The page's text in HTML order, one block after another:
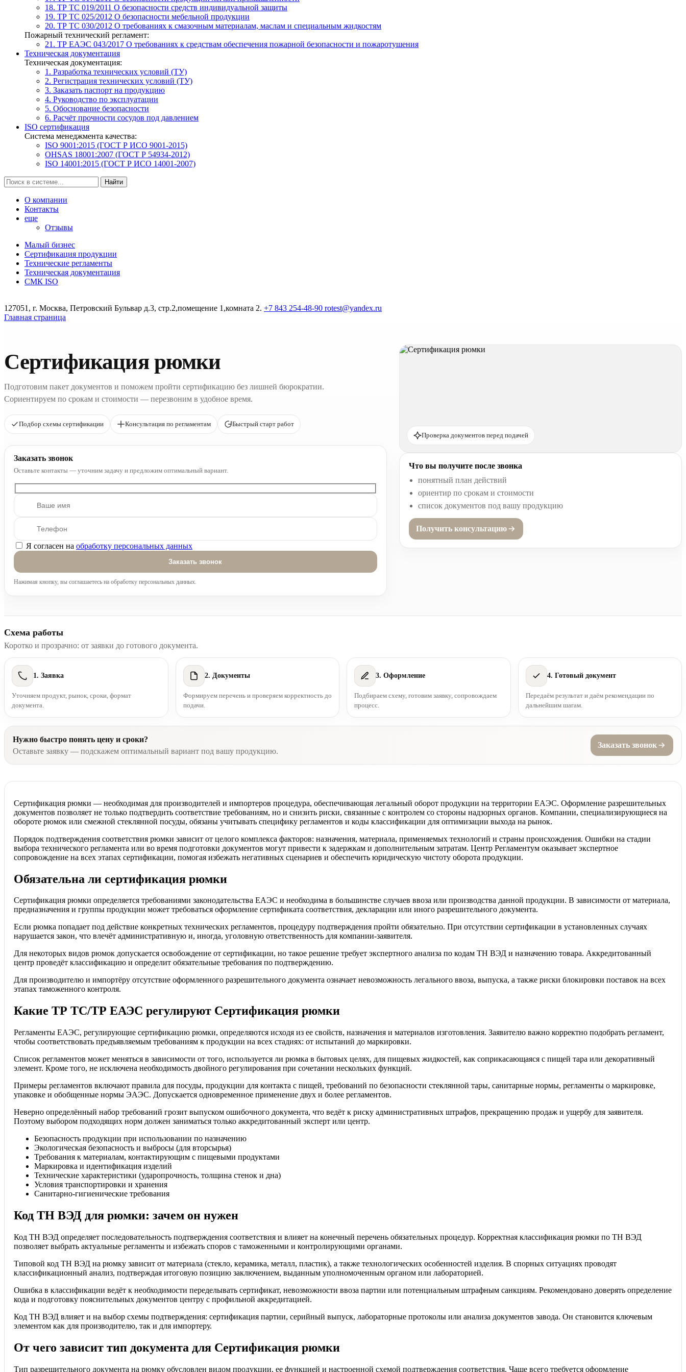
18. ТР ТС 019/2011 О безопасности средств индивидуальной защиты
19. ТР ТС 025/2012 О безопасности мебельной продукции
20. ТР ТС 030/2012 О требованиях к смазочным материалам, маслам и специальным жидкостям
Пожарный технический регламент:
21. ТР ЕАЭС 043/2017 О требованиях к средствам обеспечения пожарной безопасности и пожаротушения
Техническая документация
Техническая документация:
1. Разработка технических условий (ТУ)
2. Регистрация технических условий (ТУ)
3. Заказать паспорт на продукцию
4. Руководство по эксплуатации
5. Обоснование безопасности
6. Расчёт прочности сосудов под давлением
ISO сертификация
Система менеджмента качества:
ISO 9001:2015 (ГОСТ Р ИСО 9001-2015)
OHSAS 18001:2007 (ГОСТ Р 54934-2012)
ISO 14001:2015 (ГОСТ Р ИСО 14001-2007)
Найти
О компании
Контакты
еще
Отзывы
Малый бизнес
Сертификация продукции
Технические регламенты
Техническая документация
СМК ISO
127051, г. Москва, Петровский Бульвар д.3, стр.2,помещение 1,комната 2. +7 843 254-48-90 rotest@yandex.ru
Главная страница
Сертификация рюмки
Подготовим пакет документов и поможем пройти сертификацию без лишней бюрократии.
Сориентируем по срокам и стоимости — перезвоним в удобное время.
Подбор схемы сертификации Консультация по регламентам Быстрый старт работ
Заказать звонок
Оставьте контакты — уточним задачу и предложим оптимальный вариант.
Оставьте это поле пустым.
Я согласен на обработку персональных данных
Нажимая кнопку, вы соглашаетесь на обработку персональных данных.
Проверка документов перед подачей
Что вы получите после звонка
понятный план действий
ориентир по срокам и стоимости
список документов под вашу продукцию
Получить консультацию
Схема работы
Коротко и прозрачно: от заявки до готового документа.
1. Заявка
Уточняем продукт, рынок, сроки, формат
документа.
2. Документы
Формируем перечень и проверяем корректность до
подачи.
3. Оформление
Подбираем схему, готовим заявку, сопровождаем
процесс.
4. Готовый документ
Передаём результат и даём рекомендации по
дальнейшим шагам.
Нужно быстро понять цену и сроки?
Оставьте заявку — подскажем оптимальный вариант под вашу продукцию.
Заказать звонок
Сертификация рюмки — необходимая для производителей и импортеров процедура, обеспечивающая легальный оборот продукции на территории ЕАЭС. Оформление разрешительных
документов позволяет не только подтвердить соответствие требованиям, но и снизить риски, связанные с контролем со стороны надзорных органов. Компании, специализирующиеся на
обороте рюмок или смежной стеклянной посуды, обязаны учитывать специфику регламентов и коды классификации для оптимизации выхода на рынок.
Порядок подтверждения соответствия рюмки зависит от целого комплекса факторов: назначения, материала, применяемых технологий и страны происхождения. Ошибки на стадии
выбора технического регламента или во время подготовки документов могут привести к задержкам и дополнительным затратам. Центр Регламентум оказывает экспертное
сопровождение на всех этапах сертификации, помогая избежать негативных сценариев и обеспечить юридическую чистоту оборота продукции.
Обязательна ли сертификация рюмки
Сертификация рюмки определяется требованиями законодательства ЕАЭС и необходима в большинстве случаев ввоза или производства данной продукции. В зависимости от материала,
предназначения и группы продукции может требоваться оформление сертификата соответствия, декларации или иного разрешительного документа.
Если рюмка попадает под действие конкретных технических регламентов, процедуру подтверждения пройти обязательно. При отсутствии сертификации в установленных случаях
нарушается закон, что влечёт административную и, иногда, уголовную ответственность для компании-заявителя.
Для некоторых видов рюмок допускается освобождение от сертификации, но такое решение требует экспертного анализа по кодам ТН ВЭД и назначению товара. Аккредитованный
центр проведёт классификацию и определит обязательные требования по подтверждению.
Для производителю и импортёру отсутствие оформленного разрешительного документа означает невозможность легального ввоза, выпуска, а также риски блокировки поставок на всех
этапах таможенного контроля.
Какие ТР ТС/ТР ЕАЭС регулируют Сертификация рюмки
Регламенты ЕАЭС, регулирующие сертификацию рюмки, определяются исходя из ее свойств, назначения и материалов изготовления. Заявителю важно корректно подобрать регламент,
чтобы соответствовать предъявляемым требованиям к продукции на всех стадиях: от испытаний до маркировки.
Список регламентов может меняться в зависимости от того, используется ли рюмка в бытовых целях, для пищевых жидкостей, как соприкасающаяся с пищей тара или декоративный
элемент. Кроме того, не исключена необходимость двойного регулирования при сочетании нескольких функций.
Примеры регламентов включают правила для посуды, продукции для контакта с пищей, требований по безопасности стеклянной тары, санитарные нормы, регламенты о маркировке,
упаковке и обобщенные нормы ЭАЭС. Допускается одновременное применение двух и более регламентов.
Неверно определённый набор требований грозит выпуском ошибочного документа, что ведёт к риску административных штрафов, прекращению продаж и ущербу для заявителя.
Поэтому выбором подходящих норм должен заниматься только аккредитованный эксперт или центр.
Безопасность продукции при использовании по назначению
Экологическая безопасность и выбросы (для вторсырья)
Требования к материалам, контактирующим с пищевыми продуктами
Маркировка и идентификация изделий
Технические характеристики (ударопрочность, толщина стенок и дна)
Условия транспортировки и хранения
Санитарно-гигиенические требования
Код ТН ВЭД для рюмки: зачем он нужен
Код ТН ВЭД определяет последовательность подтверждения соответствия и влияет на конечный перечень обязательных процедур. Корректная классификация рюмки по ТН ВЭД
позволяет выбрать актуальные регламенты и избежать споров с таможенными и контролирующими органами.
Типовой код ТН ВЭД на рюмку зависит от материала (стекло, керамика, металл, пластик), а также технологических особенностей изделия. В спорных ситуациях проводят
классификационный анализ, подтверждая итоговую позицию заключением, выданным уполномоченным органом или лабораторией.
Ошибка в классификации ведёт к необходимости переделывать сертификат, невозможности ввоза партии или потенциальным штрафным санкциям. Рекомендовано доверять определение
кода и подготовку пояснительных документов центру с профильной аккредитацией.
Код ТН ВЭД влияет и на выбор схемы подтверждения: сертификация партии, серийный выпуск, лабораторные протоколы или анализа документов завода. Он становится ключевым
элементом как для производителю, так и для импортеру.
От чего зависит тип документа для Сертификация рюмки
Тип разрешительного документа на рюмку обусловлен видом продукции, ее функцией и настроенной схемой подтверждения соответствия. Чаще всего требуется оформление